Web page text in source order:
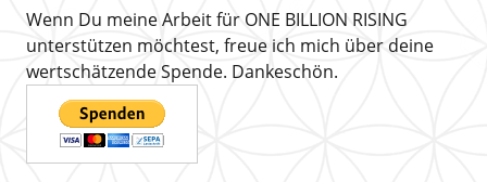
Wenn Du meine Arbeit für ONE BILLION RISING
unterstützen möchtest, freue ich mich über deine
wertschätzende Spende. Dankeschön.